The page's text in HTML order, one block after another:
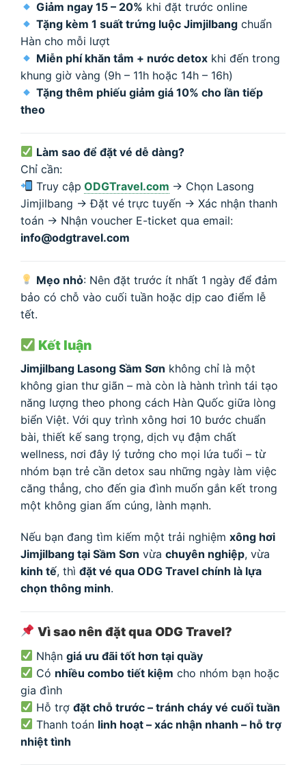
Giảm ngay 15 – 20% khi đặt trước online
Tặng kèm 1 suất trứng luộc Jimjilbang chuẩn
Hàn cho mỗi lượt
Miễn phí khăn tắm + nước detox khi đến trong
khung giờ vàng (9h – 11h hoặc 14h – 16h)
Tặng thêm phiếu giảm giá 10% cho lần tiếp
theo
Làm sao để đặt vé dễ dàng?
Chỉ cần:
Truy cập ODGTravel.com → Chọn Lasong
Jimjilbang → Đặt vé trực tuyến → Xác nhận thanh
toán → Nhận voucher E-ticket qua email:
info@odgtravel.com
Mẹo nhỏ: Nên đặt trước ít nhất 1 ngày để đảm
bảo có chỗ vào cuối tuần hoặc dịp cao điểm lễ
tết.
Kết luận
Jimjilbang Lasong Sầm Sơn không chỉ là một
không gian thư giãn – mà còn là hành trình tái tạo
năng lượng theo phong cách Hàn Quốc giữa lòng
biển Việt. Với quy trình xông hơi 10 bước chuẩn
bài, thiết kế sang trọng, dịch vụ đậm chất
wellness, nơi đây lý tưởng cho mọi lứa tuổi – từ
nhóm bạn trẻ cần detox sau những ngày làm việc
căng thẳng, cho đến gia đình muốn gắn kết trong
một không gian ấm cúng, lành mạnh.
Nếu bạn đang tìm kiếm một trải nghiệm xông hơi
Jimjilbang tại Sầm Sơn vừa chuyên nghiệp, vừa
kinh tế, thì đặt vé qua ODG Travel chính là lựa
chọn thông minh.
Vì sao nên đặt qua ODG Travel?
Nhậngiá ưu đãi tốt hơn tại quầy
Có nhiều combo tiết kiệm cho nhóm bạn hoặc
gia đình
Hỗ trợđặt chỗ trước – tránh cháy vé cuối tuần
Thanh toán linh hoạt – xác nhận nhanh – hỗ trợ
nhiệt tình